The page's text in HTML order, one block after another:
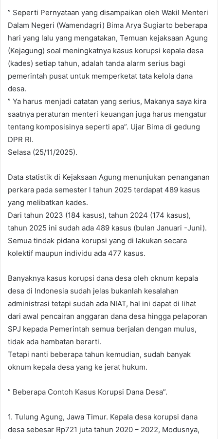
” Seperti Pernyataan yang disampaikan oleh Wakil Menteri
Dalam Negeri (Wamendagri) Bima Arya Sugiarto beberapa
hari yang lalu yang mengatakan, Temuan kejaksaan Agung
(Kejagung) soal meningkatnya kasus korupsi kepala desa
(kades) setiap tahun, adalah tanda alarm serius bagi
pemerintah pusat untuk memperketat tata kelola dana
desa.
” Ya harus menjadi catatan yang serius, Makanya saya kira
saatnya peraturan menteri keuangan juga harus mengatur
tentang komposisinya seperti apa”. Ujar Bima di gedung
DPR RI.
Selasa (25/11/2025).
Data statistik di Kejaksaan Agung menunjukan penanganan
perkara pada semester l tahun 2025 terdapat 489 kasus
yang melibatkan kades.
Dari tahun 2023 (184 kasus), tahun 2024 (174 kasus),
tahun 2025 ini sudah ada 489 kasus (bulan Januari -Juni).
Semua tindak pidana korupsi yang di lakukan secara
kolektif maupun individu ada 477 kasus.
Banyaknya kasus korupsi dana desa oleh oknum kepala
desa di Indonesia sudah jelas bukanlah kesalahan
administrasi tetapi sudah ada NIAT, hal ini dapat di lihat
dari awal pencairan anggaran dana desa hingga pelaporan
SPJ kepada Pemerintah semua berjalan dengan mulus,
tidak ada hambatan berarti.
Tetapi nanti beberapa tahun kemudian, sudah banyak
oknum kepala desa yang ke jerat hukum.
” Beberapa Contoh Kasus Korupsi Dana Desa”.
1. Tulung Agung, Jawa Timur. Kepala desa korupsi dana
desa sebesar Rp721 juta tahun 2020 – 2022, Modusnya,